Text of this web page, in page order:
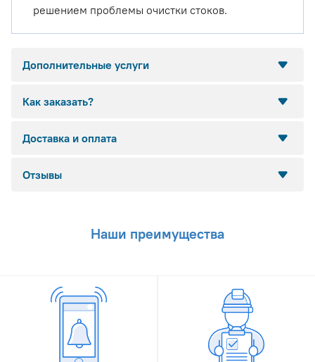
решением проблемы очистки стоков.
Дополнительные услуги
Как заказать?
Доставка и оплата
Отзывы
Наши преимущества